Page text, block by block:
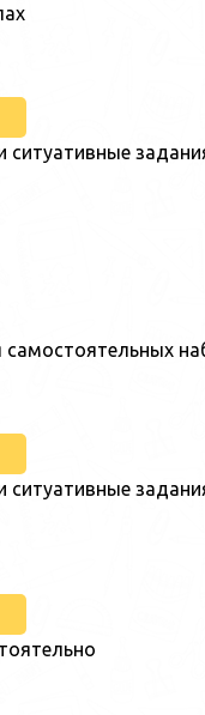
ситуативные
ситуативные